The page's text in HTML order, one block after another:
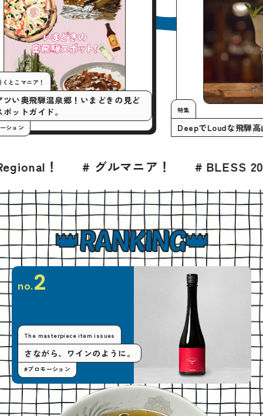
今月の行くとこマニア！
いまアツい奥飛騨温泉郷！いまどきの見ど
ころスポットガイド。
#プロモーション Deepで
グルマニア！ # BLESS 2026年8月号
RANKING
no.2
The masterpiece item issues
さながら、ワインのように。
#プロモーション